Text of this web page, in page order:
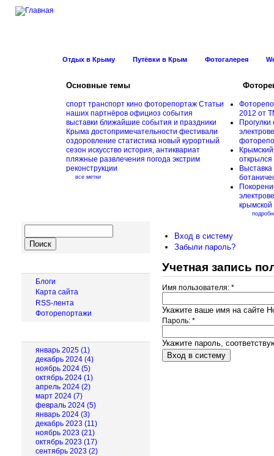
Отдых в Крыму Путёвки в Крым Фотогалерея
Основные темы
спорт транспорт кино фоторепортаж Статьи
наших партнёров официоз события
выставки ближайшие события и праздники
Крыма достопримечательности фестивали
оздоровление статистика новый курортный
сезон искусство история, антиквариат
пляжные развлечения погода экстрим
реконструкции
все метки
2012 от
Прогулки
крымской
Блоги
Карта сайта
RSS-лента
Фоторепортажи
январь 2025 (1)
декабрь 2024 (4)
ноябрь 2024 (5)
октябрь 2024 (1)
апрель 2024 (2)
март 2024 (7)
февраль 2024 (5)
январь 2024 (3)
декабрь 2023 (11)
ноябрь 2023 (21)
октябрь 2023 (17)
сентябрь 2023 (2)
Вход в систему
Забыли пароль?
Учетная запись
Имя пользователя: *
Укажите ваше имя на сайте
Пароль: *
Укажите пароль,